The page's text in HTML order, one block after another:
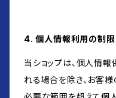
4. 個人情報利用の制限
当ショップは、個人情
れる場合を除き、お客